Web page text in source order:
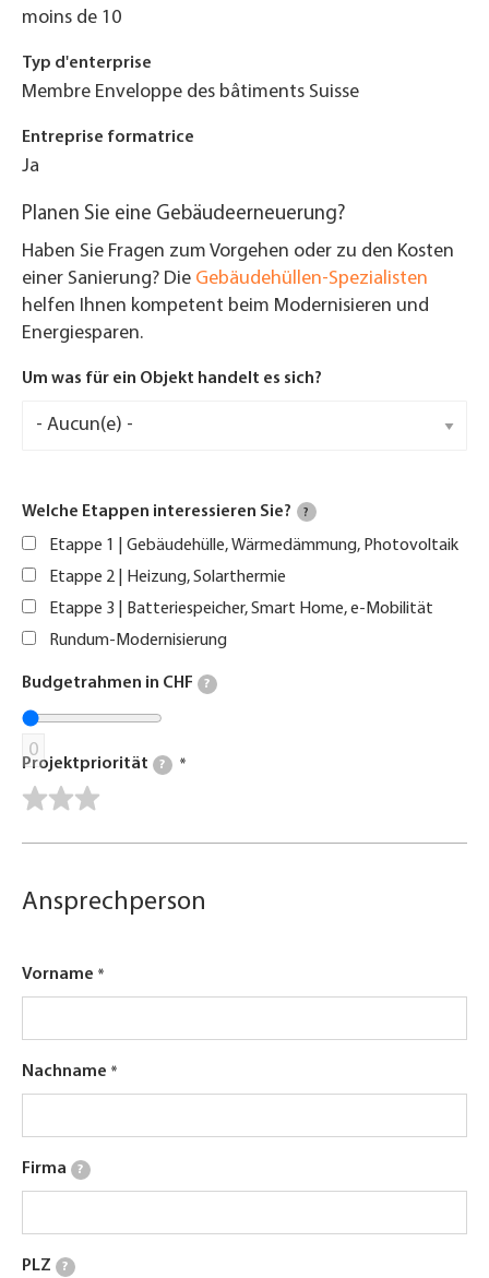
moins de 10
Typ d'enterprise
Membre Enveloppe des bâtiments Suisse
Entreprise formatrice
Ja
Planen Sie eine Gebäudeerneuerung?
Haben Sie Fragen zum Vorgehen oder zu den Kosten
einer Sanierung? Die Gebäudehüllen-Spezialisten
helfen Ihnen kompetent beim Modernisieren und
Energiesparen.
Um was für ein Objekt handelt es sich?
Welche Etappen interessieren Sie? ?
Etappe 1 | Gebäudehülle, Wärmedämmung, Photovoltaik
Etappe 2 | Heizung, Solarthermie
Etappe 3 | Batteriespeicher, Smart Home, e-Mobilität
Rundum-Modernisierung
Budgetrahmen in CHF ?
0
Projektpriorität ?
Ansprechperson
Vorname
Nachname
Firma ?
PLZ ?